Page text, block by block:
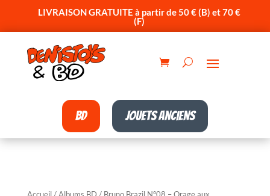
LIVRAISON GRATUITE à partir de 50 € (B) et 70 €
(F)
BD Jouets anciens
Accueil/Albums BD / Bruno Brazil N°08 – Orage aux